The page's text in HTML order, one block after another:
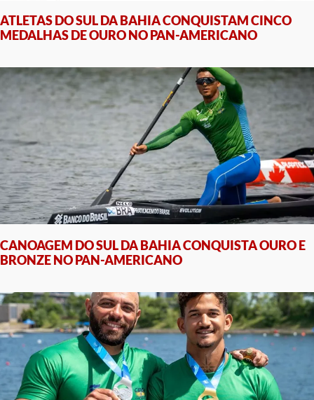
ATLETAS DO SUL DA BAHIA CONQUISTAM CINCO
MEDALHAS DE OURO NO PAN-AMERICANO
CANOAGEM DO SUL DA BAHIA CONQUISTA OURO E
BRONZE NO PAN-AMERICANO